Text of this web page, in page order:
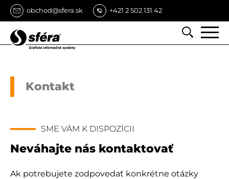
obchod@sfera.sk +421 2 502 131 42
Kontakt
SME VÁM K DISPOZÍCII
Neváhajte nás kontaktovať
Ak potrebujete zodpovedať konkrétne otázky